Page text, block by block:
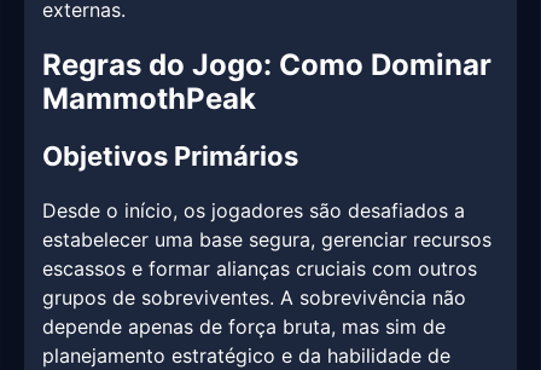
externas.
Regras do Jogo: Como Dominar
MammothPeak
Objetivos Primários
Desde o início, os jogadores são desafiados a
estabelecer uma base segura, gerenciar recursos
escassos e formar alianças cruciais com outros
grupos de sobreviventes. A sobrevivência não
depende apenas de força bruta, mas sim de
planejamento estratégico e da habilidade de